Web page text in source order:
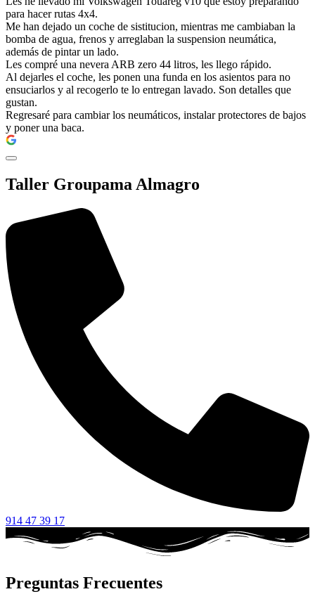
para hacer rutas 4x4.
Me han dejado un coche de sistitucion, mientras me cambiaban la
bomba de agua, frenos y arreglaban la suspension neumática,
además de pintar un lado.
Les compré una nevera ARB zero 44 litros, les llego rápido.
Al dejarles el coche, les ponen una funda en los asientos para no
ensuciarlos y al recogerlo te lo entregan lavado. Son detalles que
gustan.
Regresaré para cambiar los neumáticos, instalar protectores de bajos
y poner una baca.
Taller Groupama Almagro
914 47 39 17
Preguntas Frecuentes